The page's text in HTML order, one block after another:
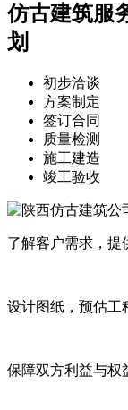
仿古建筑服
划
初步洽谈
方案制定
签订合同
质量检测
施工建造
竣工验收
了解客户需求，提
设计图纸，预估工
保障双方利益与权